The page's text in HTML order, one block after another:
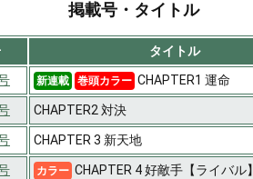
掲載号・タイトル
タイトル
新連載 巻頭カラー CHAPTER1 運命
CHAPTER2 対決
CHAPTER 3 新天地
カラー CHAPTER 4 好敵手【ライバル】